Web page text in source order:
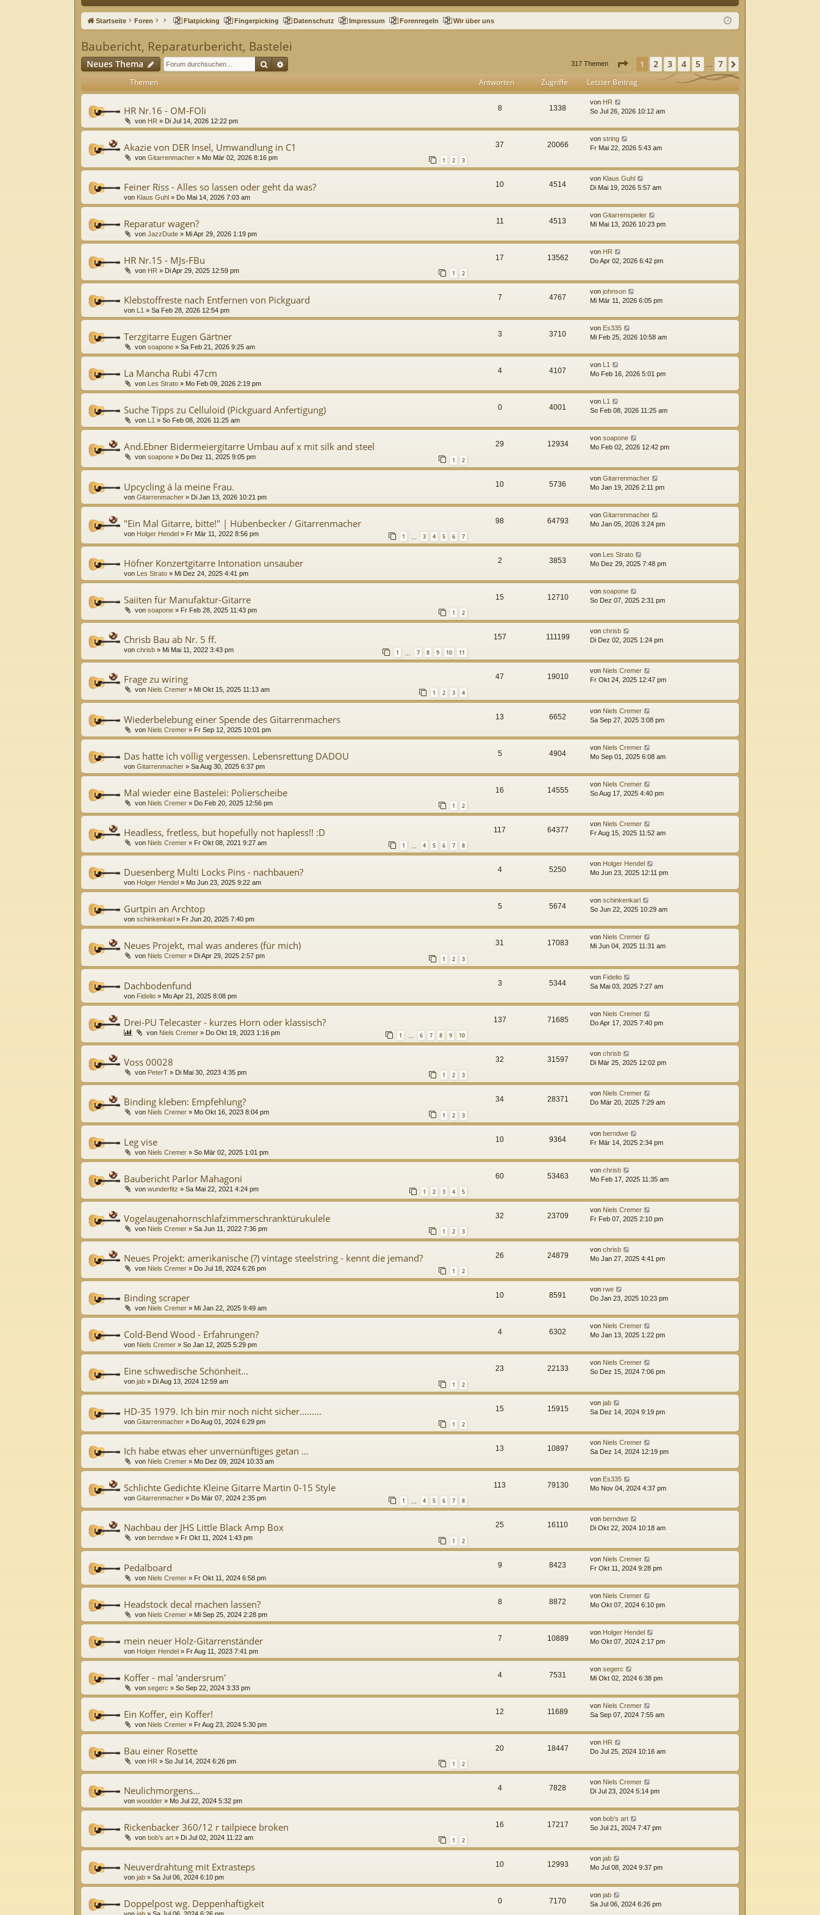
ne
ug
riff
Q m
n
ist
n
Startseite Foren Flatpicking Fingerpicking Datenschutz Impressum Forenregeln Wir über uns
Baubericht, Reparaturbericht, Bastelei
Neues Thema Suche 317 Themen Seite 1von 7
1 2 3 4 5 7
Themen Antworten Zugriffe Letzter Beitrag
HR Nr.16 - OM-FOli
von HR » Di Jul 14, 2026 12:22 pm
8 1338
von HR
So Jul 26, 2026 10:12 am
Akazie von DER Insel, Umwandlung in C1
vonGitarrenmacher » Mo Mär 02, 2026 8:16 pm 1 2 3
37 20066
von string
Fr Mai 22, 2026 5:43 am
Feiner Riss - Alles so lassen oder geht da was?
von Klaus Guhl » Do Mai 14, 2026 7:03 am
10 4514
von Klaus Guhl
Di Mai 19, 2026 5:57 am
Reparatur wagen?
vonJazzDude » Mi Apr 29, 2026 1:19 pm
11 4513
von Gitarrenspieler
Mi Mai 13, 2026 10:23 pm
HR Nr.15 - MJs-FBu
von HR » Di Apr 29, 2025 12:59 pm 1 2
17 13562
von HR
Do Apr 02, 2026 6:42 pm
Klebstoffreste nach Entfernen von Pickguard
von L1 » Sa Feb 28, 2026 12:54 pm
7 4767
von johnson
Mi Mär 11, 2026 6:05 pm
Terzgitarre Eugen Gärtner
vonsoapone »Sa Feb 21, 2026 9:25 am
3 3710
von Es335
Mi Feb 25, 2026 10:58 am
La Mancha Rubi 47cm
von Les Strato » Mo Feb 09, 2026 2:19 pm
4 4107
von
L1
Mo Feb 16, 2026 5:01 pm
Suche Tipps zu Celluloid (Pickguard Anfertigung)
von L1 »So Feb 08, 2026 11:25 am
0 4001
von
L1
So Feb 08, 2026 11:25 am
And.Ebner Bidermeiergitarre Umbau auf x mit silk and steel
vonsoapone » Do Dez 11, 2025 9:05 pm 1 2
29 12934
von soapone
Mo Feb 02, 2026 12:42 pm
Upcycling á la meine Frau.
von Gitarrenmacher » Di Jan 13, 2026 10:21 pm
10 5736
von Gitarrenmacher
Mo Jan 19, 2026 2:11 pm
"Ein Mal Gitarre, bitte!" | Hübenbecker / Gitarrenmacher
von Holger Hendel » Fr Mär 11, 2022 8:56 pm 1 3 4 5 6 7
98 64793
von Gitarrenmacher
Mo Jan 05, 2026 3:24 pm
Höfner Konzertgitarre Intonation unsauber
von Les Strato » Mi Dez 24, 2025 4:41 pm
2 3853
von Les Strato
Mo Dez 29, 2025 7:48 pm
Saiiten für Manufaktur-Gitarre
vonsoapone » Fr Feb 28, 2025 11:43 pm 1 2
15 12710
von soapone
So Dez 07, 2025 2:31 pm
Chrisb Bau ab Nr. 5 ff.
von chrisb » Mi Mai 11, 2022 3:43 pm 1 … 7 8 9 10 11
157 111199
von chrisb
Di Dez 02, 2025 1:24 pm
Frage zu wiring
von Niels Cremer » Mi Okt 15, 2025 11:13 am 1 2 3 4
47 19010
von Niels Cremer
Fr Okt 24, 2025 12:47 pm
Wiederbelebung einer Spende des Gitarrenmachers
von Niels Cremer » Fr Sep 12, 2025 10:01 pm
13 6652
von Niels Cremer
Sa Sep 27, 2025 3:08 pm
Das hatte ich völlig vergessen. Lebensrettung DADOU
von Gitarrenmacher » Sa Aug 30, 2025 6:37 pm
5 4904
von Niels Cremer
Mo Sep 01, 2025 6:08 am
Mal wieder eine Bastelei: Polierscheibe
von Niels Cremer » Do Feb 20, 2025 12:56 pm 1 2
16 14555
von Niels Cremer
So Aug 17, 2025 4:40 pm
Headless, fretless, but hopefully not hapless!! :D
von Niels Cremer » Fr Okt 08, 2021 9:27 am 1 … 4 5 6 7 8
117 64377
von Niels Cremer
Fr Aug 15, 2025 11:52 am
Duesenberg Multi Locks Pins - nachbauen?
von Holger Hendel » Mo Jun 23, 2025 9:22 am
4 5250
von Holger Hendel
Mo Jun 23, 2025 12:11 pm
Gurtpin an Archtop
von schinkenkarl » Fr Jun 20, 2025 7:40 pm
5 5674
von schinkenkarl
So Jun 22, 2025 10:29 am
Neues Projekt, mal was anderes (für mich)
von Niels Cremer » Di Apr 29, 2025 2:57 pm 1 2 3
31 17083
von Niels Cremer
Mi Jun 04, 2025 11:31 am
Dachbodenfund
von Fidelio » Mo Apr 21, 2025 8:08 pm
3 5344
von Fidelio
Sa Mai 03, 2025 7:27 am
Drei-PU Telecaster - kurzes Horn oder klassisch?
von Niels Cremer» Do Okt 19, 2023 1:16 pm 1 6 7 8 9 10
137 71685
von Niels Cremer
Do Apr 17, 2025 7:40 pm
Voss 00028
von PeterT » Di Mai 30, 2023 4:35 pm 1 2 3
32 31597
von chrisb
Di Mär 25, 2025 12:02 pm
Binding kleben: Empfehlung?
von Niels Cremer » Mo Okt 16, 2023 8:04 pm 1 2 3
34 28371
von Niels Cremer
Do Mär 20, 2025 7:29 am
Leg vise
von Niels Cremer »So Mär 02, 2025 1:01 pm
10 9364
von berndwe
Fr Mär 14, 2025 2:34 pm
Baubericht Parlor Mahagoni
vonwunderfitz »Sa Mai 22, 2021 4:24 pm 1 2 3 4 5
60 53463
von chrisb
Mo Feb 17, 2025 11:35 am
Vogelaugenahornschlafzimmerschranktürukulele
von Niels Cremer »Sa Jun 11, 2022 7:36 pm 1 2 3
32 23709
von Niels Cremer
Fr Feb 07, 2025 2:10 pm
Neues Projekt: amerikanische (?) vintage steelstring - kennt die jemand?
von Niels Cremer » Do Jul 18, 2024 6:26 pm 1 2
26 24879
von chrisb
Mo Jan 27, 2025 4:41 pm
Binding scraper
von Niels Cremer » Mi Jan 22, 2025 9:49 am
10 8591
von rwe
Do Jan 23, 2025 10:23 pm
Cold-Bend Wood - Erfahrungen?
von Niels Cremer » So Jan 12, 2025 5:29 pm
4 6302
von Niels Cremer
Mo Jan 13, 2025 1:22 pm
Eine schwedische Schönheit...
von jab » Di Aug 13, 2024 12:59 am 1 2
23 22133
von Niels Cremer
So Dez 15, 2024 7:06 pm
HD-35 1979. Ich bin mir noch nicht sicher.........
von Gitarrenmacher » Do Aug 01, 2024 6:29 pm 1 2
15 15915
von jab
Sa Dez 14, 2024 9:19 pm
Ich habe etwas eher unvernünftiges getan …
von Niels Cremer » Mo Dez 09, 2024 10:33 am
13 10897
von Niels Cremer
Sa Dez 14, 2024 12:19 pm
Schlichte Gedichte Kleine Gitarre Martin 0-15 Style
von Gitarrenmacher » Do Mär 07, 2024 2:35 pm 1 … 4 5 6 7 8
113 79130
von Es335
Mo Nov 04, 2024 4:37 pm
Nachbau der JHS Little Black Amp Box
von berndwe » Fr Okt 11, 2024 1:43 pm 1 2
25 16110
von berndwe
Di Okt 22, 2024 10:18 am
Pedalboard
von Niels Cremer » Fr Okt 11, 2024 6:58 pm
9 8423
von Niels Cremer
Fr Okt 11, 2024 9:28 pm
Headstock decal machen lassen?
von Niels Cremer » Mi Sep 25, 2024 2:28 pm
8 8872
von Niels Cremer
Mo Okt 07, 2024 6:10 pm
mein neuer Holz-Gitarrenständer
von Holger Hendel » Fr Aug 11, 2023 7:41 pm
7 10889
von Holger Hendel
Mo Okt 07, 2024 2:17 pm
Koffer - mal 'andersrum'
vonsegerc »So Sep 22, 2024 3:33 pm
4 7531
von segerc
Mi Okt 02, 2024 6:38 pm
Ein Koffer, ein Koffer!
von Niels Cremer » Fr Aug 23, 2024 5:30 pm
12 11689
von Niels Cremer
Sa Sep 07, 2024 7:55 am
Bau einer Rosette
von HR »So Jul 14, 2024 6:26 pm 1 2
20 18447
von HR
Do Jul 25, 2024 10:16 am
Neulichmorgens...
von woodder » Mo Jul 22, 2024 5:32 pm
4 7828
von Niels Cremer
Di Jul 23, 2024 5:14 pm
Rickenbacker 360/12 r tailpiece broken
vonbob's art » Di Jul 02, 2024 11:22 am 1 2
16 17217
von bob's art
So Jul 21, 2024 7:47 pm
Neuverdrahtung mit Extrasteps
von jab » Sa Jul 06, 2024 6:10 pm
10 12993
von jab
Mo Jul 08, 2024 9:37 pm
Doppelpost wg. Deppenhaftigkeit 0 7170
von jab
Sa Jul 06, 2024 6:26 pm